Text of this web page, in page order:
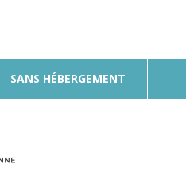
SANS HÉBERGEMENT